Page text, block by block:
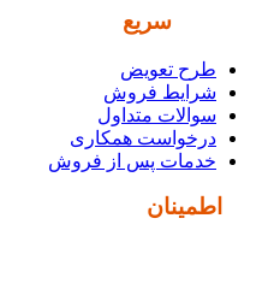
سریع
طرح تعویض
شرایط فروش
سوالات متداول
درخواست همکاری
خدمات پس از فروش
اطمینان